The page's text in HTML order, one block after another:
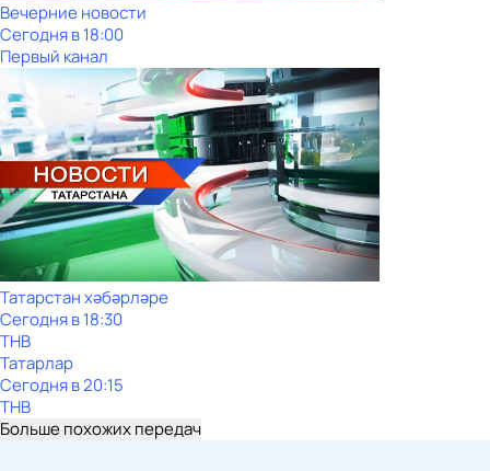
Вечерние новости
Сегодня в 18:00
Первый канал
Татарстан хәбәрләре
Сегодня в 18:30
ТНВ
Татарлар
Сегодня в 20:15
ТНВ
Больше похожих передач